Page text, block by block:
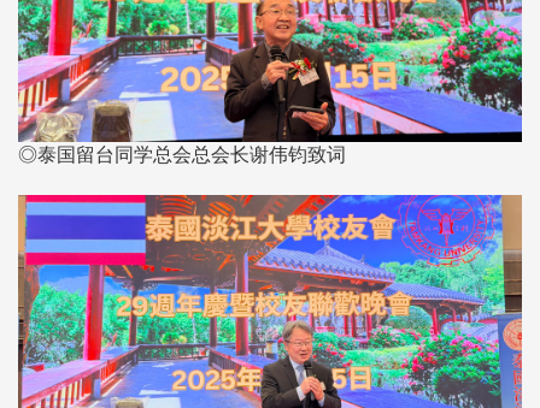
◎泰国留台同学总会总会长谢伟钧致词